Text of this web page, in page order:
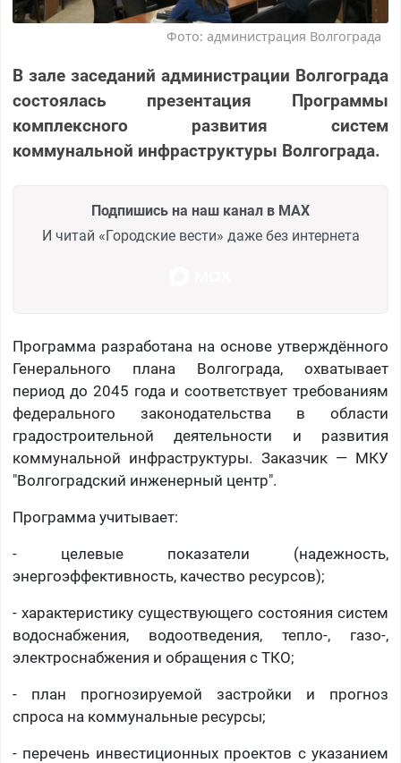
Фото: администрация Волгограда
В зале заседаний администрации Волгограда
состоялась презентация Программы
комплексного развития систем
коммунальной инфраструктуры Волгограда.
Подпишись на наш канал в MAX
И читай «Городские вести» даже без интернета
Программа разработана на основе утверждённого
Генерального плана Волгограда, охватывает
период до 2045 года и соответствует требованиям
федерального законодательства в области
градостроительной деятельности и развития
коммунальной инфраструктуры. Заказчик — МКУ
"Волгоградский инженерный центр".
Программа учитывает:
- целевые показатели (надежность,
энергоэффективность, качество ресурсов);
- характеристику существующего состояния систем
водоснабжения, водоотведения, тепло-, газо-,
электроснабжения и обращения с ТКО;
- план прогнозируемой застройки и прогноз
спроса на коммунальные ресурсы;
- перечень инвестиционных проектов с указанием